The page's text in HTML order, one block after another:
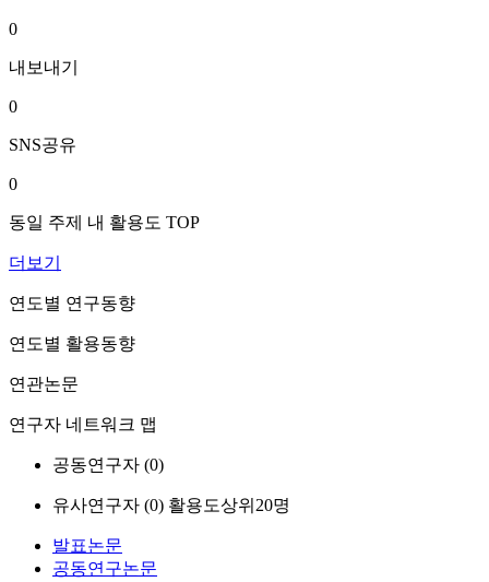
0
내보내기
0
SNS공유
0
동일 주제 내 활용도 TOP
더보기
연도별 연구동향
연도별 활용동향
연관논문
연구자 네트워크 맵
공동연구자 (0)
유사연구자 (0) 활용도상위20명
발표논문
공동연구논문